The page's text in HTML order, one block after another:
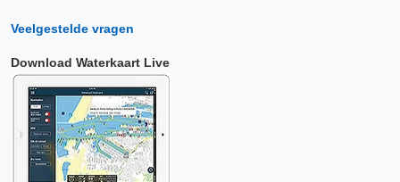
Veelgestelde vragen
Download Waterkaart Live